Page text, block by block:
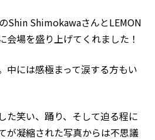
Shin ShimokawaさんとLEMON
会場を盛り上げてくれました！
中には感極まって涙する方もい
た笑い、踊り、そして迫る程に
が凝縮された写真からは不思議